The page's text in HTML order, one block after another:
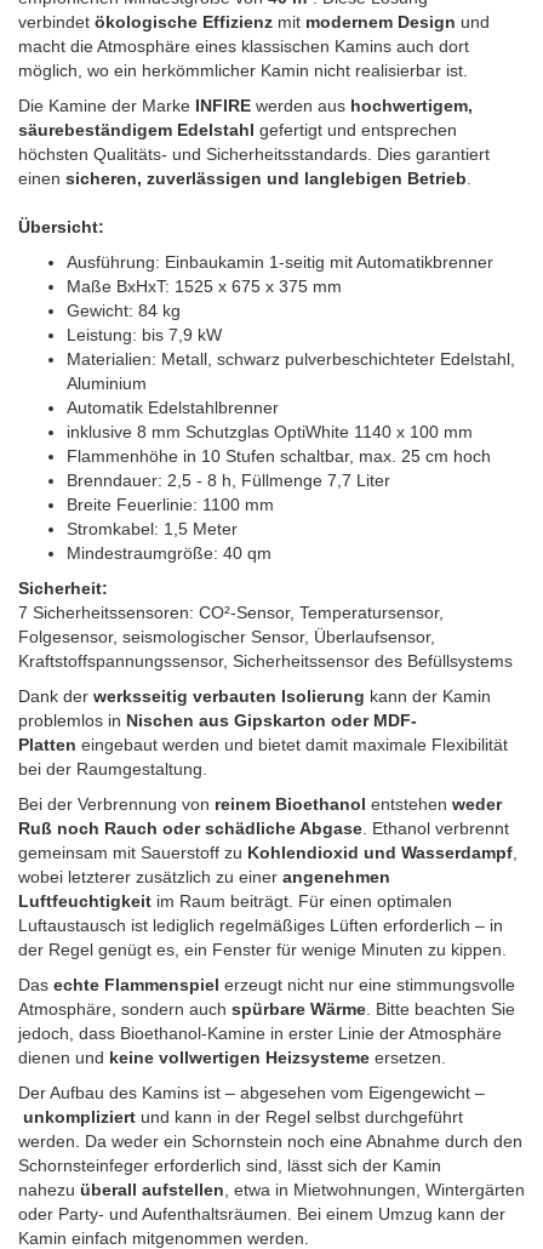
verbindet ökologische Effizienz mit modernem Design und
macht die Atmosphäre eines klassischen Kamins auch dort
möglich, wo ein herkömmlicher Kamin nicht realisierbar ist.
Die Kamine der Marke INFIRE werden aus hochwertigem,
säurebeständigem Edelstahl gefertigt und entsprechen
höchsten Qualitäts- und Sicherheitsstandards. Dies garantiert
einen sicheren, zuverlässigen und langlebigen Betrieb
Übersicht:
Ausführung: Einbaukamin 1-seitig mit Automatikbrenner
Maße BxHxT: 1525 x 675 x 375 mm
Gewicht: 84 kg
Leistung: bis 7,9 kW
Materialien: Metall, schwarz pulverbeschichteter Edelstahl,
Aluminium
Automatik Edelstahlbrenner
inklusive 8 mm Schutzglas OptiWhite 1140 x 100 mm
Flammenhöhe in 10 Stufen schaltbar, max. 25 cm hoch
Brenndauer: 2,5 - 8 h, Füllmenge 7,7 Liter
Breite Feuerlinie: 1100 mm
Stromkabel: 1,5 Meter
Mindestraumgröße: 40 qm
Sicherheit:
7 Sicherheitssensoren: CO²-Sensor, Temperatursensor,
Folgesensor, seismologischer Sensor, Überlaufsensor,
Kraftstoffspannungssensor, Sicherheitssensor des Befüllsystems
Dank der werksseitig verbauten Isolierung kann der Kamin
problemlos in Nischen aus Gipskarton oder MDF-
Platten eingebaut werden und bietet damit maximale Flexibilität
bei der Raumgestaltung.
Bei der Verbrennung von reinem Bioethanol entstehen weder
Ruß noch Rauch oder schädliche Abgase . Ethanol verbrennt
gemeinsam mit Sauerstoff zu Kohlendioxid und Wasserdampf
wobei letzterer zusätzlich zu einer angenehmen
Luftfeuchtigkeit im Raum beiträgt. Für einen optimalen
Luftaustausch ist lediglich regelmäßiges Lüften erforderlich – in
der Regel genügt es, ein Fenster für wenige Minuten zu kippen.
Das echte Flammenspiel erzeugt nicht nur eine stimmungsvolle
Atmosphäre, sondern auch spürbare Wärme . Bitte beachten Sie
jedoch, dass Bioethanol-Kamine in erster Linie der Atmosphäre
dienen und keine vollwertigen Heizsysteme ersetzen.
Der Aufbau des Kamins ist – abgesehen vom Eigengewicht –
unkompliziert und kann in der Regel selbst durchgeführt
werden. Da weder ein Schornstein noch eine Abnahme durch den
Schornsteinfeger erforderlich sind, lässt sich der Kamin
nahezu überall aufstellen , etwa in Mietwohnungen, Wintergärten
oder Party- und Aufenthaltsräumen. Bei einem Umzug kann der
Kamin einfach mitgenommen werden.